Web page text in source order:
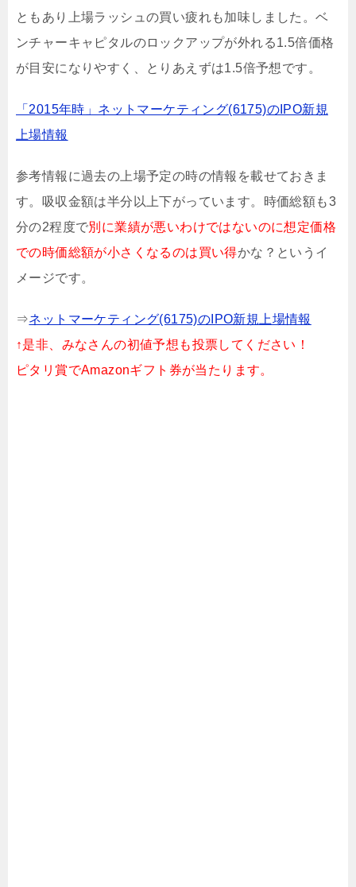
ともあり上場ラッシュの買い疲れも加味しました。ベ
ンチャーキャピタルのロックアップが外れる1.5倍価格
が目安になりやすく、とりあえずは1.5倍予想です。
「2015年時」ネットマーケティング(6175)のIPO新規
上場情報
参考情報に過去の上場予定の時の情報を載せておきま
す。吸収金額は半分以上下がっています。時価総額も3
分の2程度で別に業績が悪いわけではないのに想定価格
での時価総額が小さくなるのは買い得かな？というイ
メージです。
⇒ネットマーケティング(6175)のIPO新規上場情報
↑是非、みなさんの初値予想も投票してください！
ピタリ賞でAmazonギフト券が当たります。